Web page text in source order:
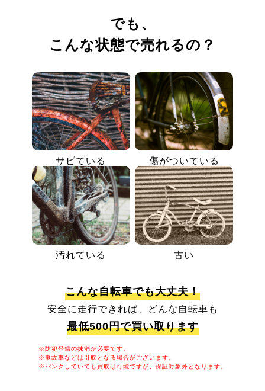
でも、
こんな状態で売れるの？
サビている 傷がついている
汚れている 古い
こんな自転車でも大丈夫！
安全に走行できれば、どんな自転車も
最低500円で買い取ります
※防犯登録の抹消が必要です。
※事故車などは引取となる場合がございます。
※パンクしていても買取は可能ですが、保証対象外となります。